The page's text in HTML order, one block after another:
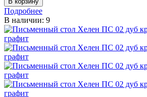
Подробнее
В наличии: 9